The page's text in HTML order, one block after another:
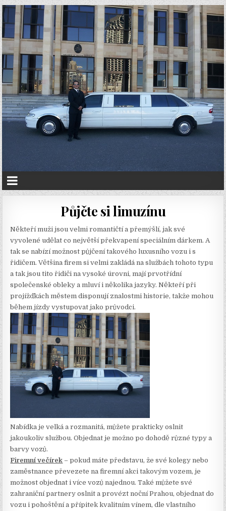
Půjčte si limuzínu
Někteří muži jsou velmi romantičtí a přemýšlí, jak své
vyvolené udělat co největší překvapení speciálním dárkem. A
tak se nabízí možnost půjčení takového luxusního vozu i s
řidičem. Většina firem si velmi zakládá na službách tohoto typu
a tak jsou tito řidiči na vysoké úrovni, mají prvotřídní
společenské obleky a mluví i několika jazyky. Někteří při
projížďkách městem disponují znalostmi historie, takže mohou
během jízdy vystupovat jako průvodci.
Nabídka je velká a rozmanitá, můžete prakticky oslnit
jakoukoliv službou. Objednat je možno po dohodě různé typy a
barvy vozů.
Firemní večírek – pokud máte představu, že své kolegy nebo
zaměstnance převezete na firemní akci takovým vozem, je
možnost objednat i více vozů najednou. Také můžete své
zahraniční partnery oslnit a provézt noční Prahou, objednat do
vozu i pohoštění a přípitek kvalitním vínem, dle vlastního